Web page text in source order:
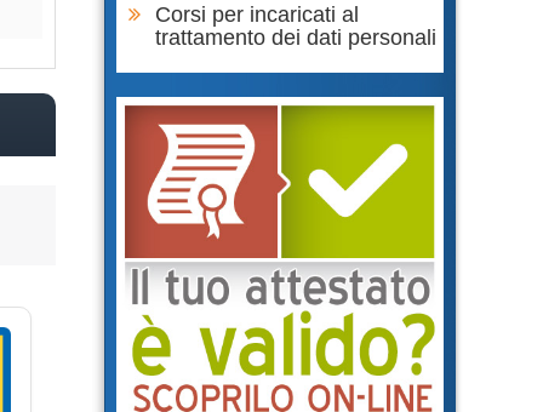
Corsi per incaricati al
trattamento dei dati personali